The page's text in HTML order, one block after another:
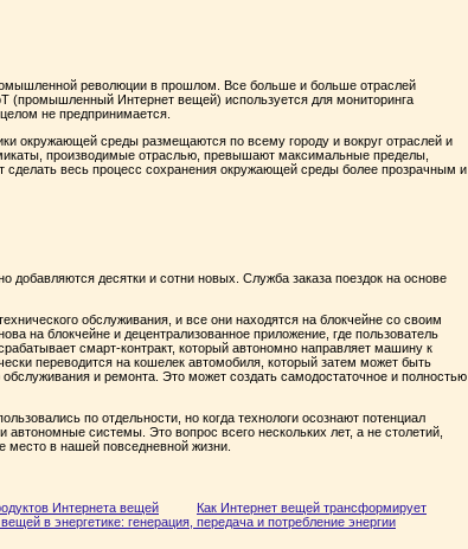
революции в прошлом. Все больше и больше отраслей
(промышленный Интернет вещей) используется для мониторинга
не предпринимается.
окружающей среды размещаются по всему городу и вокруг отраслей и
производимые отраслью, превышают максимальные пределы,
весь процесс сохранения окружающей среды более прозрачным и
десятки и сотни новых. Служба заказа поездок на основе
обслуживания, и все они находятся на блокчейне со своим
на блокчейне и децентрализованное приложение, где пользователь
смарт-контракт, который автономно направляет машину к
переводится на кошелек автомобиля, который затем может быть
и ремонта. Это может создать самодостаточное и полностью
по отдельности, но когда технологи осознают потенциал
системы. Это вопрос всего нескольких лет, а не столетий,
место в нашей повседневной жизни.
Интернета вещей
Как Интернет вещей трансформирует
в энергетике: генерация, передача и потребление энергии